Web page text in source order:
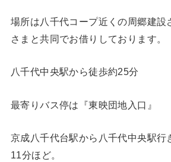
場所は八千代コープ近くの周郷建設
さまと共同でお借りしております。
八千代中央駅から徒歩約25分
最寄りバス停は『東映団地入口』
京成八千代台駅から八千代中央駅行
11分ほど。